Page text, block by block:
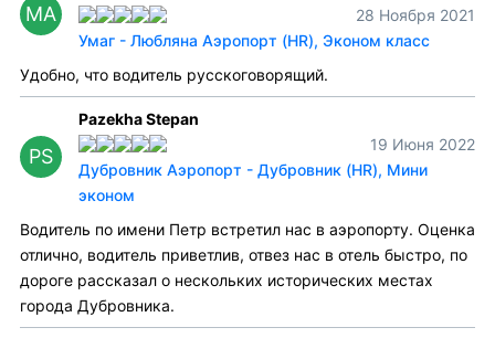
MA
28 Ноября 2021
Умаг - Любляна Аэропорт (HR), Эконом класс
Удобно, что водитель русскоговорящий.
PS
Pazekha Stepan
19 Июня 2022
Дубровник Аэропорт - Дубровник (HR), Мини
эконом
Водитель по имени Петр встретил нас в аэропорту. Оценка
отлично, водитель приветлив, отвез нас в отель быстро, по
дороге рассказал о нескольких исторических местах
города Дубровника.